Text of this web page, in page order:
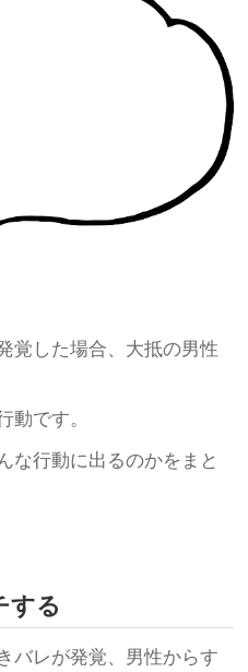
覚した場合、大抵の男性
動です。
な行動に出るのかをまと
する
バレが発覚、男性からす